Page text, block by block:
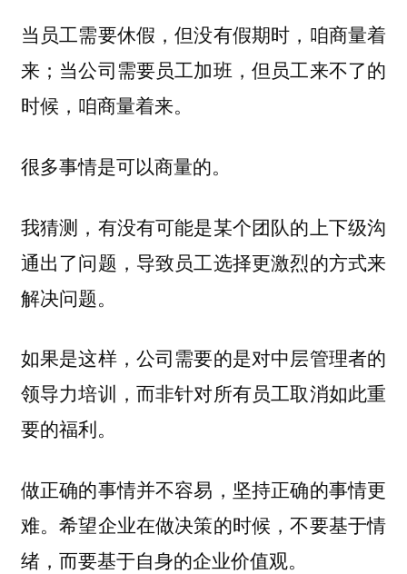
当员工需要休假，但没有假期时，咱商量着
来；当公司需要员工加班，但员工来不了的
时候，咱商量着来。
很多事情是可以商量的。
我猜测，有没有可能是某个团队的上下级沟
通出了问题，导致员工选择更激烈的方式来
解决问题。
如果是这样，公司需要的是对中层管理者的
领导力培训，而非针对所有员工取消如此重
要的福利。
做正确的事情并不容易，坚持正确的事情更
难。希望企业在做决策的时候，不要基于情
绪，而要基于自身的企业价值观。